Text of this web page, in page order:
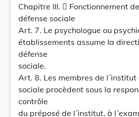
Chapitre III.  Fonctionnement
défense sociale
Art. 7. Le psychologue ou
établissements assume la
défense
sociale.
Art. 8. Les membres de l´institut
sociale procèdent sous la
contrôle
du préposé de l´institut, à